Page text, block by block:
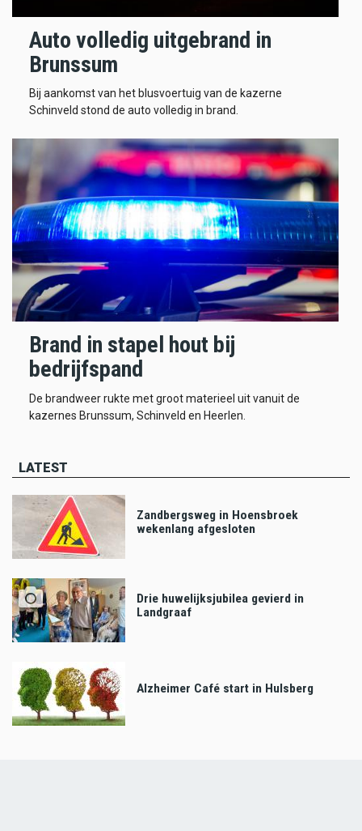
Auto volledig uitgebrand in
Brunssum
Bij aankomst van het blusvoertuig van de kazerne
Schinveld stond de auto volledig in brand.
Brand in stapel hout bij
bedrijfspand
De brandweer rukte met groot materieel uit vanuit de
kazernes Brunssum, Schinveld en Heerlen.
LATEST
Zandbergsweg in Hoensbroek
wekenlang afgesloten
Drie huwelijksjubilea gevierd in
Landgraaf
Alzheimer Café start in Hulsberg